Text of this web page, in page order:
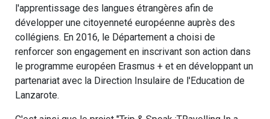
l'apprentissage des langues étrangères afin de
développer une citoyenneté européenne auprès des
collégiens. En 2016, le Département a choisi de
renforcer son engagement en inscrivant son action dans
le programme européen Erasmus + et en développant un
partenariat avec la Direction Insulaire de l'Education de
Lanzarote.